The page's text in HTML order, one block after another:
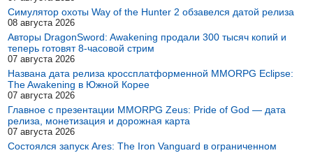
Симулятор охоты Way of the Hunter 2 обзавелся датой релиза
08 августа 2026
Авторы DragonSword: Awakening продали 300 тысяч копий и
теперь готовят 8-часовой стрим
07 августа 2026
Названа дата релиза кроссплатформенной MMORPG Eclipse:
The Awakening в Южной Корее
07 августа 2026
Главное с презентации MMORPG Zeus: Pride of God — дата
релиза, монетизация и дорожная карта
07 августа 2026
Состоялся запуск Ares: The Iron Vanguard в ограниченном